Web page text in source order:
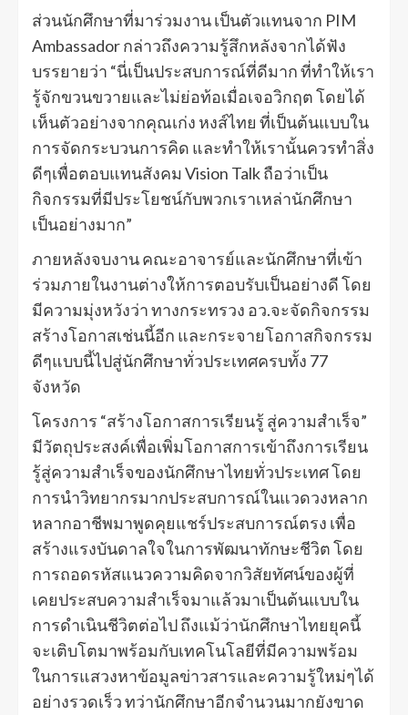
ส่วนนักศึกษาที่มาร่วมงาน เป็นตัวแทนจาก PIM
Ambassador กล่าวถึงความรู้สึกหลังจากได้ฟัง
บรรยายว่า “นี่เป็นประสบการณ์ที่ดีมาก ที่ทำให้เรา
รู้จักขวนขวายและไม่ย่อท้อเมื่อเจอวิกฤต โดยได้
เห็นตัวอย่างจากคุณเก่ง หงส์ไทย ที่เป็นต้นแบบใน
การจัดกระบวนการคิด และทำให้เรานั้นควรทำสิ่ง
ดีๆเพื่อตอบแทนสังคม Vision Talk ถือว่าเป็น
กิจกรรมที่มีประโยชน์กับพวกเราเหล่านักศึกษา
เป็นอย่างมาก”
ภายหลังจบงาน คณะอาจารย์และนักศึกษาที่เข้า
ร่วมภายในงานต่างให้การตอบรับเป็นอย่างดี โดย
มีความมุ่งหวังว่า ทางกระทรวง อว.จะจัดกิจกรรม
สร้างโอกาสเช่นนี้อีก และกระจายโอกาสกิจกรรม
ดีๆแบบนี้ไปสู่นักศึกษาทั่วประเทศครบทั้ง 77
จังหวัด
โครงการ “สร้างโอกาสการเรียนรู้ สู่ความสำเร็จ”
มีวัตถุประสงค์เพื่อเพิ่มโอกาสการเข้าถึงการเรียน
รู้สู่ความสำเร็จของนักศึกษาไทยทั่วประเทศ โดย
การนำวิทยากรมากประสบการณ์ในแวดวงหลาก
หลากอาชีพมาพูดคุยแชร์ประสบการณ์ตรง เพื่อ
สร้างแรงบันดาลใจในการพัฒนาทักษะชีวิต โดย
การถอดรหัสแนวความคิดจากวิสัยทัศน์ของผู้ที่
เคยประสบความสำเร็จมาแล้วมาเป็นต้นแบบใน
การดำเนินชีวิตต่อไป ถึงแม้ว่านักศึกษาไทยยุคนี้
จะเติบโตมาพร้อมกับเทคโนโลยีที่มีความพร้อม
ในการแสวงหาข้อมูลข่าวสารและความรู้ใหม่ๆได้
อย่างรวดเร็ว ทว่านักศึกษาอีกจำนวนมากยังขาด